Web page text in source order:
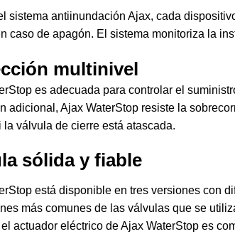
sistema antiinundación Ajax, cada
caso de apagón. El sistema monitoriza la
multinivel
es adecuada para controlar el
adicional, Ajax WaterStop resiste la
la válvula de cierre está atascada.
sólida y fiable
está disponible en tres versiones con
más comunes de las válvulas que se
actuador eléctrico de Ajax WaterStop es